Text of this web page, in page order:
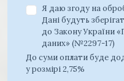
Я даю згоду на
Дані будуть
до Закону України
даних» (№2297-17)
До суми оплати буде
у розмірі 2,75%